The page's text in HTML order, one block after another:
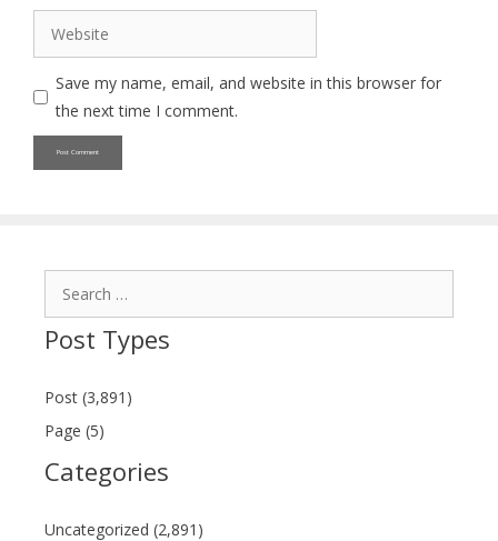
Website
Save my name, email, and website in this browser for
the next time I comment.
Post Types
Post (3,891)
Page (5)
Categories
Uncategorized (2,891)